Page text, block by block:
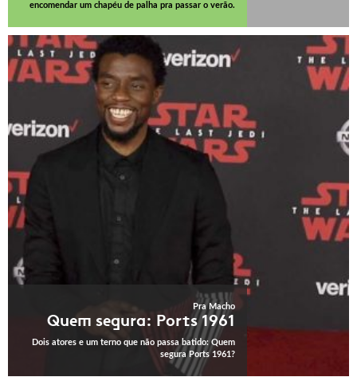
encomendar um chapéu de palha pra passar o verão.
Pra Macho
Quem segura: Ports 1961
Dois atores e um terno que não passa batido: Quem
segura Ports 1961?